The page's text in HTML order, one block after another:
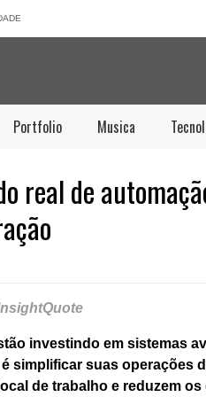
Portfolio Musica
real de
investindo em sistemas
simplificar suas operações
de trabalho e reduzem